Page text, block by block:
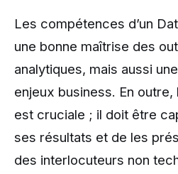
Les compétences d’un
une bonne maîtrise des
analytiques, mais aussi
enjeux business. En
est cruciale ; il doit être
ses résultats et de les
des interlocuteurs non